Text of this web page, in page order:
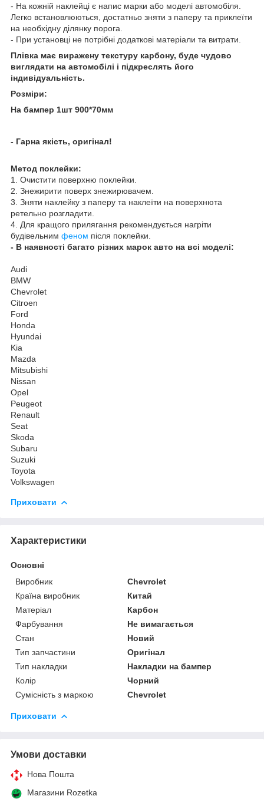
- На кожній наклейці є напис марки або моделі автомобіля.
Легко встановлюються, достатньо зняти з паперу та приклеїти
на необхідну ділянку порога.
- При установці не потрібні додаткові матеріали та витрати.
Плівка має виражену текстуру карбону, буде чудово
виглядати на автомобілі і підкреслять його
індивідуальність.
Розміри:
На бампер 1шт 900*70мм
- Гарна якість, оригінал!
Метод поклейки:
1. Очистити поверхню поклейки.
2. Знежирити поверх знежирювачем.
3. Зняти наклейку з паперу та наклеїти на поверхнюта
ретельно розгладити.
4. Для кращого прилягання рекомендується нагріти
будівельним феном після поклейки.
- В наявності багато різних марок авто на всі моделі:
Audi
BMW
Chevrolet
Citroen
Ford
Honda
Hyundai
Kia
Mazda
Mitsubishi
Nissan
Opel
Peugeot
Renault
Seat
Skoda
Subaru
Suzuki
Toyota
Volkswagen
Приховати
Характеристики
Основні
Виробник
Chevrolet
Країна виробник
Китай
Матеріал
Карбон
Фарбування
Не вимагається
Стан
Новий
Тип запчастини
Оригінал
Тип накладки
Накладки на бампер
Колір
Чорний
Сумісність з маркою
Chevrolet
Приховати
Умови доставки
Нова Пошта
Магазини Rozetka